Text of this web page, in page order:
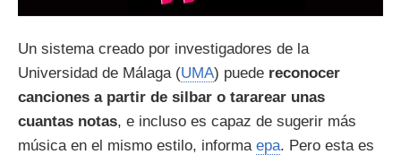
Un sistema creado por investigadores de la
Universidad de Málaga (UMA) puede reconocer
canciones a partir de silbar o tararear unas
cuantas notas, e incluso es capaz de sugerir más
música en el mismo estilo, informa epa. Pero esta es